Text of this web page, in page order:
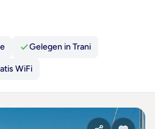
Gelegen in Trani
WiFi